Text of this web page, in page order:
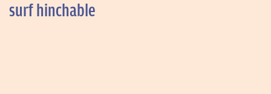
surf hinchable